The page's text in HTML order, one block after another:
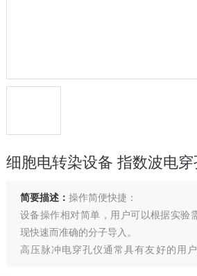
细胞电转染设备 指数波电穿
简要描述： 操作简便快捷：
设备操作相对简单，用户可以根据实验
现快速而准确的分子导入。
高压脉冲电穿孔仪通常具有友好的用